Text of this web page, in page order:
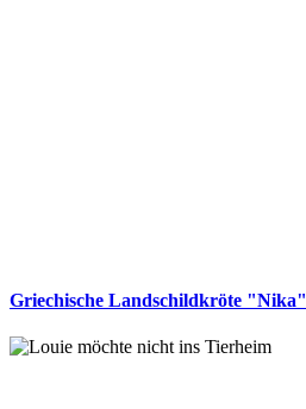
Griechische Landschildkröte "Nika"